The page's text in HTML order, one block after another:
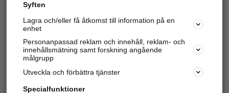
Hitta.se - Gratis nummerupplysning.
Sök företag, personer och platser.
Hitta telefonnummer, adresser, företagsinfo mm.
Marknadsför företaget
Syften
Lagra och/eller få åtkomst till information på en
enhet
Personanpassad reklam och innehåll, reklam- och
innehållsmätning samt forskning angående
målgrupp
Utveckla och förbättra tjänster
Specialfunktioner